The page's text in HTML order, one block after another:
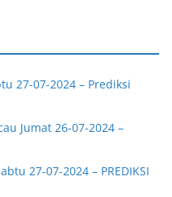
27-07-2024 – Prediksi
Jumat 26-07-2024 –
27-07-2024 – PREDIKSI